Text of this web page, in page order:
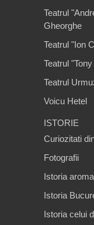
Teatrul
Gheorghe
Teatrul "Ion
Teatrul
Teatrul
Voicu Hetel
ISTORIE
Curiozitati
Fotografii
Istoria
Istoria
Istoria celui